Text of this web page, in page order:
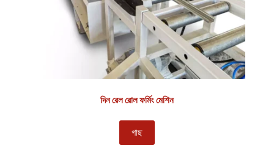
দিন রেল রোল ফর্মিং মেশিন
গাছ